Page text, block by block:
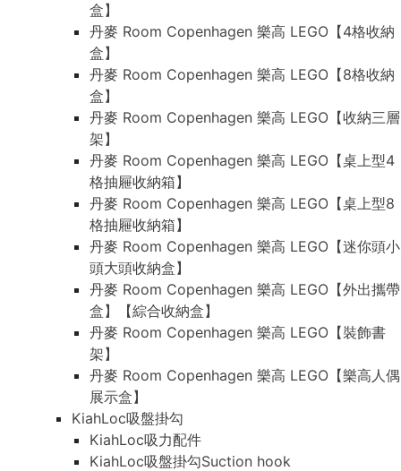
盒】
丹麥 Room Copenhagen 樂高 LEGO【4格收納
盒】
丹麥 Room Copenhagen 樂高 LEGO【8格收納
盒】
丹麥 Room Copenhagen 樂高 LEGO【收納三層
架】
丹麥 Room Copenhagen 樂高 LEGO【桌上型4
格抽屜收納箱】
丹麥 Room Copenhagen 樂高 LEGO【桌上型8
格抽屜收納箱】
丹麥 Room Copenhagen 樂高 LEGO【迷你頭小
頭大頭收納盒】
丹麥 Room Copenhagen 樂高 LEGO【外出攜帶
盒】【綜合收納盒】
丹麥 Room Copenhagen 樂高 LEGO【裝飾書
架】
丹麥 Room Copenhagen 樂高 LEGO【樂高人偶
展示盒】
KiahLoc吸盤掛勾
KiahLoc吸力配件
KiahLoc吸盤掛勾Suction hook